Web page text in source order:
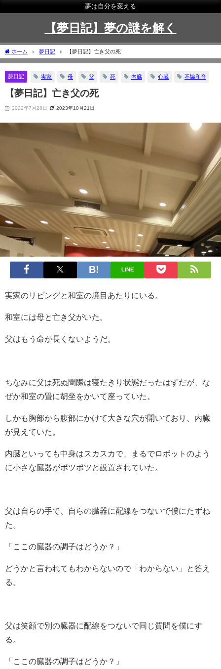
夢は自分を変える
【夢日記】夢の謎を解く
ホーム 夢日記 【夢日記】亡き父の死
夢日記 実家 母 父 死 内臓 心臓 不協和音
【夢日記】亡き父の死
2022年7月28日 2023年10月21日
LINE
実家のリビングと和室の境目あたりにいる。
和室には母と亡き父がいた。
父はもう命が長くないようだ。
ちなみに父は死ぬ間際は寝たきり状態だったはずだが、な
ぜか和室の畳に胡坐をかいて座っていた。
しかも胸部から腹部にかけて大きな穴が開いており、内臓
が見えていた。
内臓といっても中身はスカスカで、まるでロボットのよう
に小さな臓器がポツポツと設置されていた。
父は自らの手で、自らの臓器に配線をつないで僕にたずね
た。
「ここの臓器の調子はどうか？」
どうかと言われてもわからないので「わからない」と答え
る。
父は笑顔で別の臓器に配線をつないで同じ質問を僕にす
る。
「ここの臓器の調子はどうか？」